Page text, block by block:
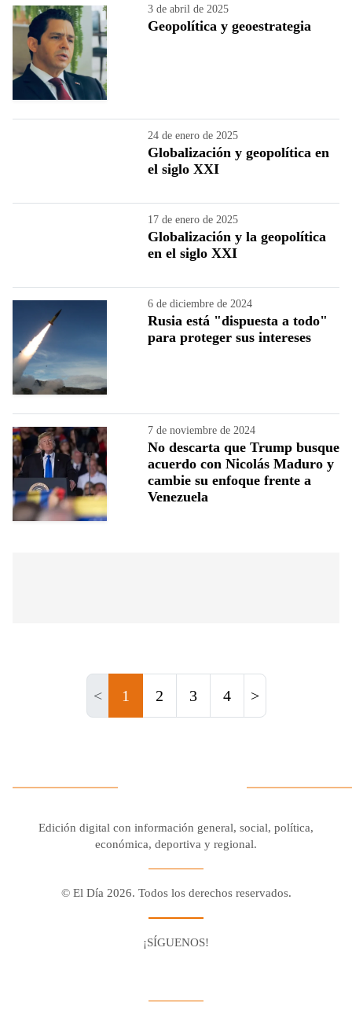
3 de abril de 2025
Geopolítica y geoestrategia
24 de enero de 2025
Globalización y geopolítica en
el siglo XXI
17 de enero de 2025
Globalización y la geopolítica
en el siglo XXI
6 de diciembre de 2024
Rusia está "dispuesta a todo"
para proteger sus intereses
7 de noviembre de 2024
No descarta que Trump busque
acuerdo con Nicolás Maduro y
cambie su enfoque frente a
Venezuela
< 1 2 3 4 >
Edición digital con información general, social, política,
económica, deportiva y regional.
© El Día 2026. Todos los derechos reservados.
¡SÍGUENOS!